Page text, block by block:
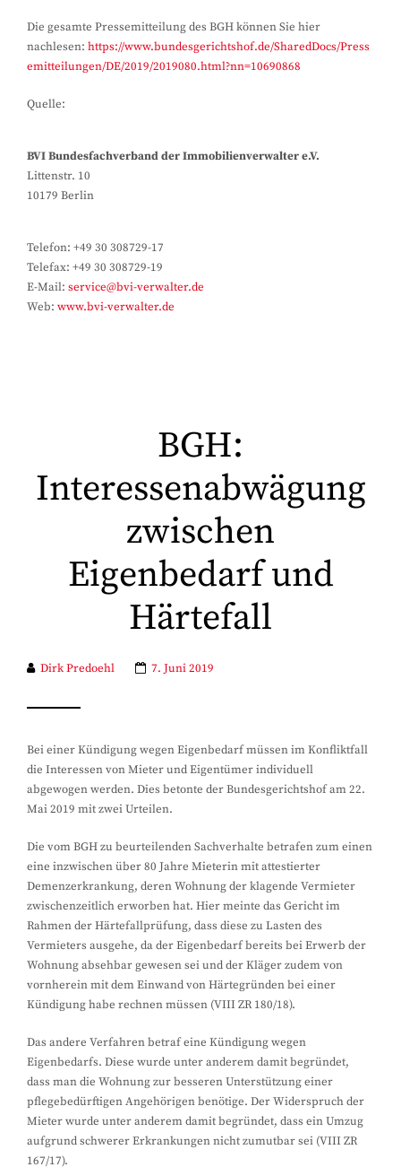
Die gesamte Pressemitteilung des BGH können Sie hier
nachlesen: https://www.bundesgerichtshof.de/SharedDocs/Press
emitteilungen/DE/2019/2019080.html?nn=10690868
Quelle:
BVI Bundesfachverband der Immobilienverwalter e.V.
Littenstr. 10
10179 Berlin
Telefon: +49 30 308729-17
Telefax: +49 30 308729-19
E-Mail: service@bvi-verwalter.de
Web: www.bvi-verwalter.de
BGH:
Interessenabwägung
zwischen
Eigenbedarf und
Härtefall
Dirk Predoehl 7. Juni 2019
Bei einer Kündigung wegen Eigenbedarf müssen im Konfliktfall
die Interessen von Mieter und Eigentümer individuell
abgewogen werden. Dies betonte der Bundesgerichtshof am 22.
Mai 2019 mit zwei Urteilen.
Die vom BGH zu beurteilenden Sachverhalte betrafen zum einen
eine inzwischen über 80 Jahre Mieterin mit attestierter
Demenzerkrankung, deren Wohnung der klagende Vermieter
zwischenzeitlich erworben hat. Hier meinte das Gericht im
Rahmen der Härtefallprüfung, dass diese zu Lasten des
Vermieters ausgehe, da der Eigenbedarf bereits bei Erwerb der
Wohnung absehbar gewesen sei und der Kläger zudem von
vornherein mit dem Einwand von Härtegründen bei einer
Kündigung habe rechnen müssen (VIII ZR 180/18).
Das andere Verfahren betraf eine Kündigung wegen
Eigenbedarfs. Diese wurde unter anderem damit begründet,
dass man die Wohnung zur besseren Unterstützung einer
pflegebedürftigen Angehörigen benötige. Der Widerspruch der
Mieter wurde unter anderem damit begründet, dass ein Umzug
aufgrund schwerer Erkrankungen nicht zumutbar sei (VIII ZR
167/17).